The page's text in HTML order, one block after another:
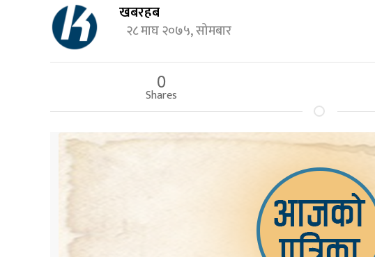
खबरहब
२८ माघ २०७५, सोमबार
0
Shares